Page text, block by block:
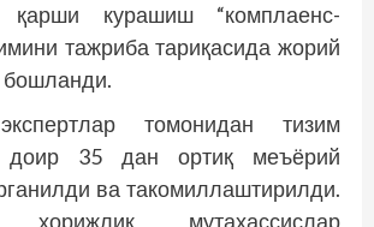
қарши курашиш “комплаенс-
тажриба тариқасида жорий
томонидан тизим
доир 35 дан ортиқ меъёрий
ва такомиллаштирилди.
хорижлик мутахассислар